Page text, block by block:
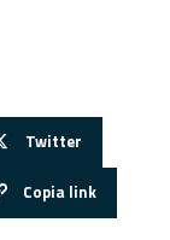
Twitter
Copia link